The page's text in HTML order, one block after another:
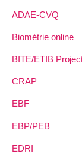
ADAE-CVQ
Biométrie online
BITE/ETIB
CRAP
EBF
EBP/PEB
EDRI